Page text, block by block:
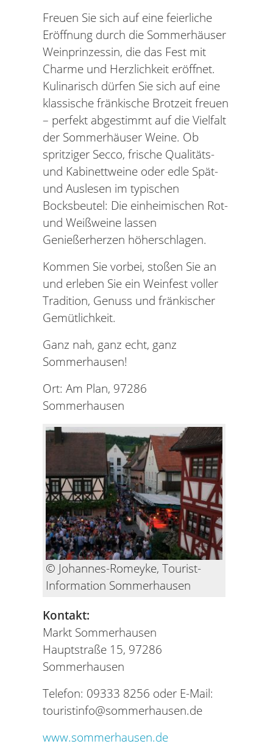
Freuen Sie sich auf eine feierliche
Eröffnung durch die Sommerhäuser
Weinprinzessin, die das Fest mit
Charme und Herzlichkeit eröffnet.
Kulinarisch dürfen Sie sich auf eine
klassische fränkische Brotzeit freuen
– perfekt abgestimmt auf die Vielfalt
der Sommerhäuser Weine. Ob
spritziger Secco, frische Qualitäts-
und Kabinettweine oder edle Spät-
und Auslesen im typischen
Bocksbeutel: Die einheimischen Rot-
und Weißweine lassen
Genießerherzen höherschlagen.
Kommen Sie vorbei, stoßen Sie an
und erleben Sie ein Weinfest voller
Tradition, Genuss und fränkischer
Gemütlichkeit.
Ganz nah, ganz echt, ganz
Sommerhausen!
Ort: Am Plan, 97286
Sommerhausen
© Johannes-Romeyke, Tourist-
Information Sommerhausen
Kontakt:
Markt Sommerhausen
Hauptstraße 15, 97286
Sommerhausen
Telefon: 09333 8256 oder E-Mail:
touristinfo@sommerhausen.de
www.sommerhausen.de